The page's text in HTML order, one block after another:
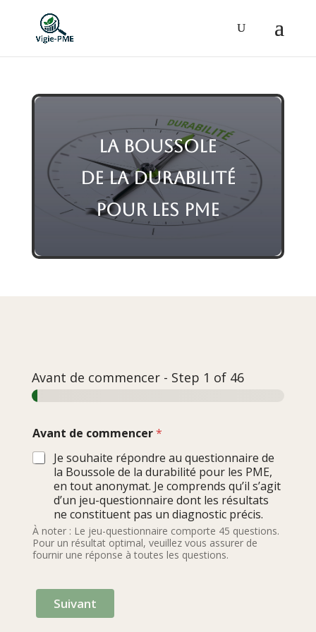
La Boussole
deladurabilité
pour les PME
Avant de commencer- Step 1 of 46
Avant de commencer*
Je souhaite répondre au questionnaire de
la Boussole de la durabilité pour les PME,
en tout anonymat. Je comprends qu’il s’agit
d’un jeu-questionnaire dont les résultats
ne constituent pas un diagnostic précis.
À noter : Le jeu-questionnaire comporte 45 questions.
Pour un résultat optimal, veuillez vous assurer de
fournir une réponse à toutes les questions.
Suivant